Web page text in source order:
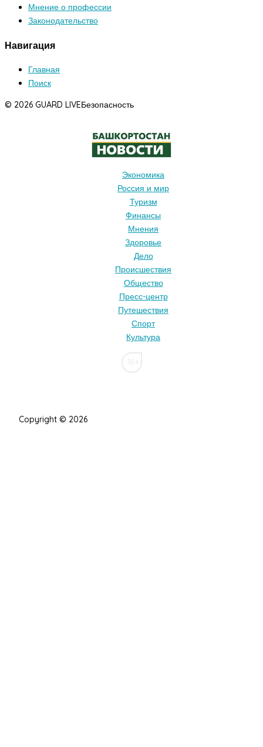
Мнение о профессии
Законодательство
Навигация
Главная
Поиск
© 2026 GUARD LIVEБезопасность
Экономика
Россия и мир
Туризм
Финансы
Мнения
Здоровье
Дело
Происшествия
Общество
Пресс-центр
Путешествия
Спорт
Культура
Copyright © 2026